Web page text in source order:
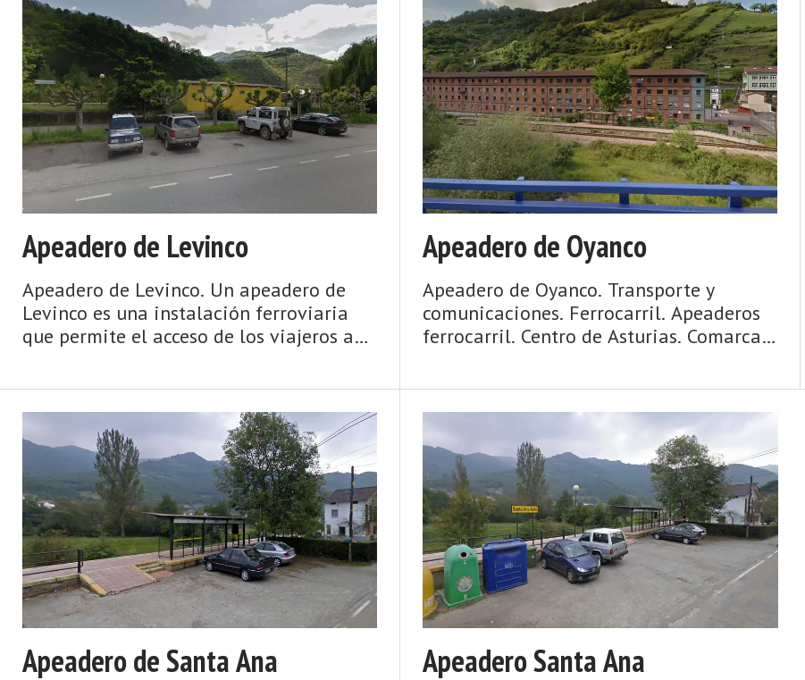
Operadora, cuyo trayecto es Collanzo -
Baiña. ...
ferroviaria Sociedad General de
Ferrocarriles Vasco Asturiana (hasta
Cabañaquinta el ferrrocarril había
llegado en 1934). En 1972 lals líneas de
la Sociedad General de Ferrocarriles V ...
Apeadero de Levinco
Apeadero de Levinco. Un apeadero de
Levinco es una instalación ferroviaria
que permite el acceso de los viajeros a
tiene que disponer de desvíos y señales.
...
Apeadero de Oyanco
Apeadero de Oyanco. Transporte y
comunicaciones. Ferrocarril. Apeaderos
ferrocarril. Centro de Asturias. Comarca
de caza, de berrea, de tránsito hacia la
meseta, de esquí y de ciclismo, de
pastoreo y carbón. Así es Aller, hoy y
siempre. Los habitantes de Aller vieron
entrar a los romanos por la vía Carisa,
pero no les resultó extrañ ...
Apeadero de Santa Ana Apeadero Santa Ana